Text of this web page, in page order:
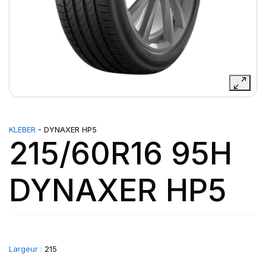
KLEBER - DYNAXER HP5
215/60R16 95H
DYNAXER HP5
Largeur : 215